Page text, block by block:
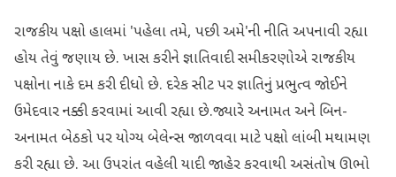
​રાજકીય પક્ષો હાલમાં 'પહેલા તમે, પછી અમે'ની નીતિ અપનાવી રહ્યા
હોય તેવું જણાય છે. ખાસ કરીને ​જ્ઞાતિવાદી સમીકરણોએ રાજકીય
પક્ષોના નાકે દમ કરી દીધો છે. દરેક સીટ પર જ્ઞાતિનું પ્રભુત્વ જોઈને
ઉમેદવાર નક્કી કરવામાં આવી રહ્યા છે.જ્યારે અનામત અને બિન-
અનામત બેઠકો પર યોગ્ય બેલેન્સ જાળવવા માટે પક્ષો લાંબી મથામણ
કરી રહ્યા છે. આ ઉપરાંત વહેલી યાદી જાહેર કરવાથી અસંતોષ ઊભો